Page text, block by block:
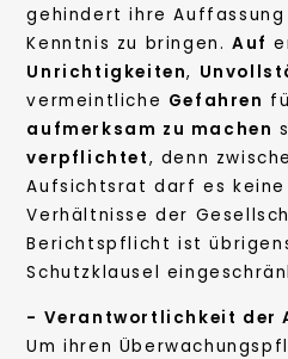
gehindert ihre
Kenntnis zu bringen. Auf
Unrichtigkeiten,
vermeintliche Gefahren
aufmerksam zu machen
verpflichtet, denn
Aufsichtsrat darf es keine
Verhältnisse der
Berichtspflicht ist
Schutzklausel
- Verantwortlichkeit der
Um ihren